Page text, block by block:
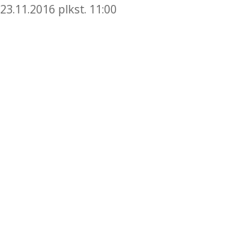
23.11.2016 plkst. 11:00